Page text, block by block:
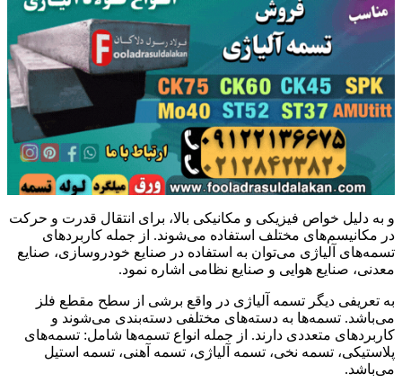
و به دلیل خواص فیزیکی و مکانیکی بالا، برای انتقال قدرت و حرکت
در مکانیسم‌های مختلف استفاده می‌شوند. از جمله کاربردهای
تسمه‌های آلیاژی می‌توان به استفاده در صنایع خودروسازی، صنایع
معدنی، صنایع هوایی و صنایع نظامی اشاره نمود.
به تعریفی دیگر تسمه آلیاژی در واقع برشی از سطح مقطع فلز
می‌باشد. تسمه‌ها به دسته‌های مختلفی دسته‌بندی می‌شوند و
کاربردهای متعددی دارند. از جمله انواع تسمه‌ها شامل: تسمه‌های
پلاستیکی، تسمه نخی، تسمه آلیاژی، تسمه آهنی، تسمه استیل
می‌باشد.